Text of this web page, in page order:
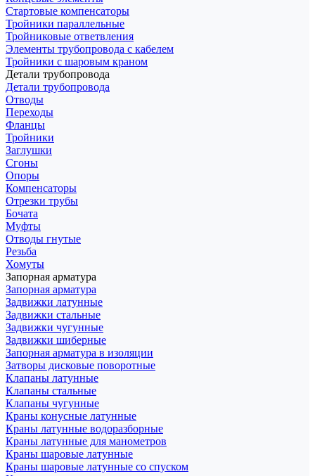
Стартовые компенсаторы
Тройники параллельные
Тройниковые ответвления
Элементы трубопровода с кабелем
Тройники с шаровым краном
Детали трубопровода
Детали трубопровода
Отводы
Переходы
Фланцы
Тройники
Заглушки
Сгоны
Опоры
Компенсаторы
Отрезки трубы
Бочата
Муфты
Отводы гнутые
Резьба
Хомуты
Запорная арматура
Запорная арматура
Задвижки латунные
Задвижки стальные
Задвижки чугунные
Задвижки шиберные
Запорная арматура в изоляции
Затворы дисковые поворотные
Клапаны латунные
Клапаны стальные
Клапаны чугунные
Краны конусные латунные
Краны латунные водоразборные
Краны латунные для манометров
Краны шаровые латунные
Краны шаровые латунные со спуском